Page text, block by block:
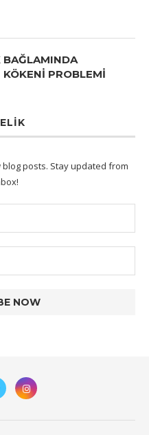
PROBLEMİ
posts. Stay updated from